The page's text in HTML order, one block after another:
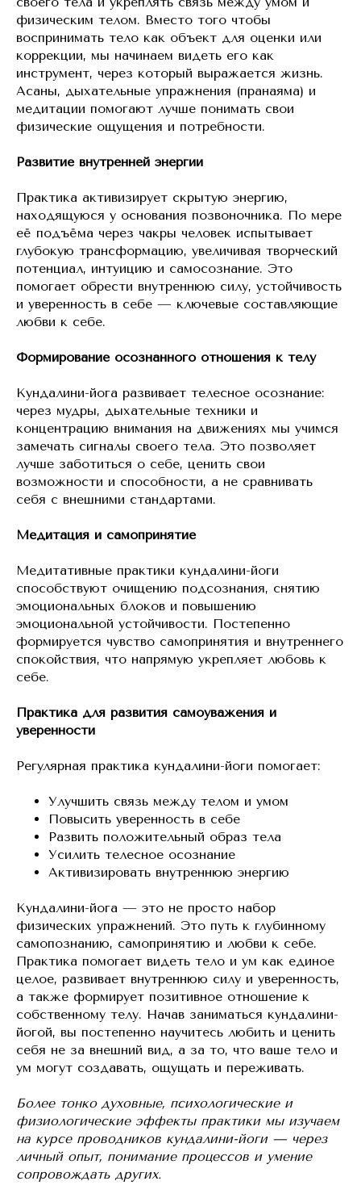
физическим телом. Вместо того чтобы
воспринимать тело как объект для оценки или
коррекции, мы начинаем видеть его как
инструмент, через который выражается жизнь.
Асаны, дыхательные упражнения (пранаяма) и
медитации помогают лучше понимать свои
физические ощущения и потребности.
Развитие внутренней энергии
Практика активизирует скрытую энергию,
находящуюся у основания позвоночника. По мере
её подъёма через чакры человек испытывает
глубокую трансформацию, увеличивая творческий
потенциал, интуицию и самосознание. Это
помогает обрести внутреннюю силу, устойчивость
и уверенность в себе — ключевые составляющие
любви к себе.
Формирование осознанного отношения к телу
Кундалини-йога развивает телесное осознание:
через мудры, дыхательные техники и
концентрацию внимания на движениях мы учимся
замечать сигналы своего тела. Это позволяет
лучше заботиться о себе, ценить свои
возможности и способности, а не сравнивать
себя с внешними стандартами.
Медитация и самопринятие
Медитативные практики кундалини-йоги
способствуют очищению подсознания, снятию
эмоциональных блоков и повышению
эмоциональной устойчивости. Постепенно
формируется чувство самопринятия и внутреннего
спокойствия, что напрямую укрепляет любовь к
себе.
Практика для развития самоуважения и
уверенности
Регулярная практика кундалини-йоги помогает:
Улучшить связь между телом и умом
Повысить уверенность в себе
Развить положительный образ тела
Усилить телесное осознание
Активизировать внутреннюю энергию
Кундалини-йога — это не просто набор
физических упражнений. Это путь к глубинному
самопознанию, самопринятию и любви к себе.
Практика помогает видеть тело и ум как единое
целое, развивает внутреннюю силу и уверенность,
а также формирует позитивное отношение к
собственному телу. Начав заниматься кундалини-
йогой, вы постепенно научитесь любить и ценить
себя не за внешний вид, а за то, что ваше тело и
ум могут создавать, ощущать и переживать.
Более тонко духовные, психологические и
физиологические эффекты практики мы изучаем
на курсе проводников кундалини-йоги — через
личный опыт, понимание процессов и умение
сопровождать других.